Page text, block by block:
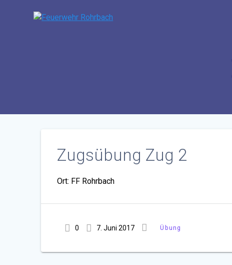
Zugsübung Zug 2
Ort: FF Rohrbach
0 7. Juni 2017 Übung